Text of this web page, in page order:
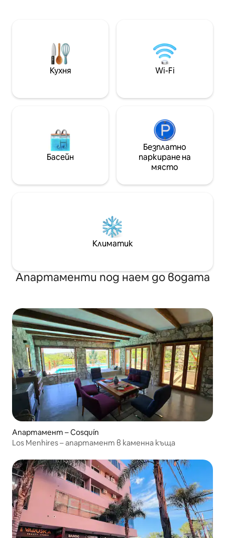
навес с покрив. Незадължително:
пералня, масажи и терапии. Идеален
за двама души, максимум 3 (двойка с
Резервирайте
изживеете
Кухня Wi-Fi
Басейн
Безплатно
паркиране на
място
Климатик
Апартаменти под наем до водата
Апартамент – Cosquín
Los Menhires – апартамент в каменна къща